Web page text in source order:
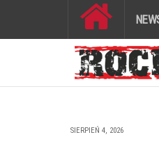
SIERPIEŃ 4, 2026